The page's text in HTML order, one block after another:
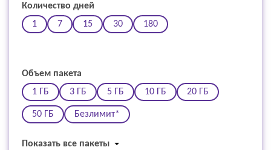
Количество дней
1
7 15 30 180
Объем пакета
1 ГБ
3 ГБ 5 ГБ 10 ГБ 20 ГБ
50 ГБ Безлимит*
Показать все пакеты